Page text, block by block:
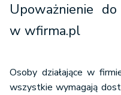
Upoważnienie
w wfirma.pl
Osoby działające w
wszystkie wymagają